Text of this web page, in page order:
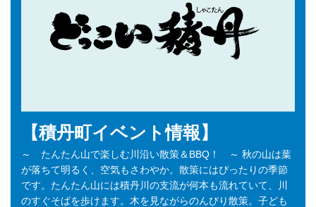
【積丹町イベント情報】
～ たんたん山で楽しむ川沿い散策＆BBQ！ ～ 秋の山は葉
が落ちて明るく、空気もさわやか。散策にはぴったりの季節
です。たんたん山には積丹川の支流が何本も流れていて、川
のすぐそばを歩けます。木を見ながらのんびり散策。子ども